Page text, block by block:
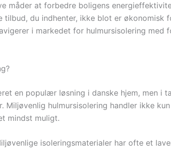
måder at forbedre boligens
tilbud, du indhenter, ikke blot er
i markedet for hulmursisolering
en populær løsning i danske hjem, men i
hulmursisolering handler ikke
mindst muligt.
isoleringsmaterialer har ofte et